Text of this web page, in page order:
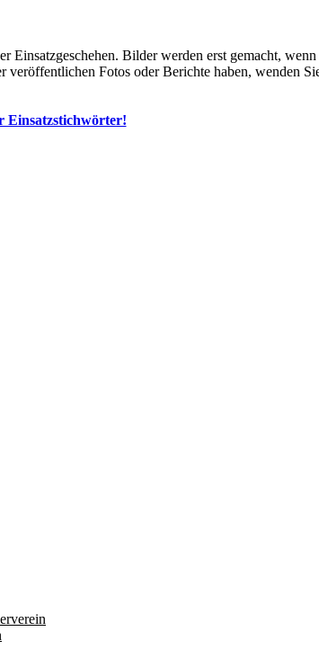
Bilder werden erst gemacht, wenn
Fotos oder Berichte haben, wenden
Einsatzstichwörter!